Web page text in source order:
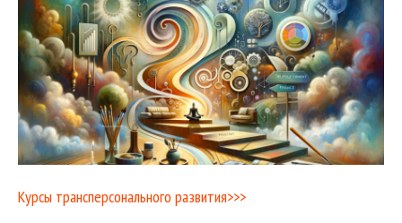
Курсы трансперсонального развития>>>